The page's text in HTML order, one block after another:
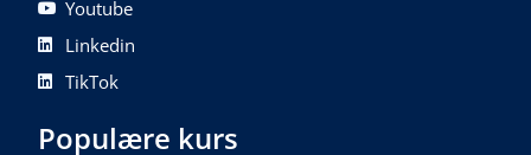
Youtube
Linkedin
TikTok
Populære kurs